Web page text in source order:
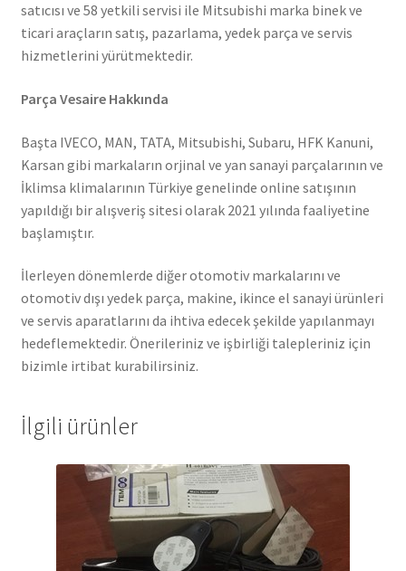
satıcısı ve 58 yetkili servisi ile Mitsubishi marka binek ve
ticari araçların satış, pazarlama, yedek parça ve servis
hizmetlerini yürütmektedir.
Parça Vesaire Hakkında
Başta IVECO, MAN, TATA, Mitsubishi, Subaru, HFK Kanuni,
Karsan gibi markaların orjinal ve yan sanayi parçalarının ve
İklimsa klimalarının Türkiye genelinde online satışının
yapıldığı bir alışveriş sitesi olarak 2021 yılında faaliyetine
başlamıştır.
İlerleyen dönemlerde diğer otomotiv markalarını ve
otomotiv dışı yedek parça, makine, ikince el sanayi ürünleri
ve servis aparatlarını da ihtiva edecek şekilde yapılanmayı
hedeflemektedir. Önerileriniz ve işbirliği talepleriniz için
bizimle irtibat kurabilirsiniz.
İlgili ürünler